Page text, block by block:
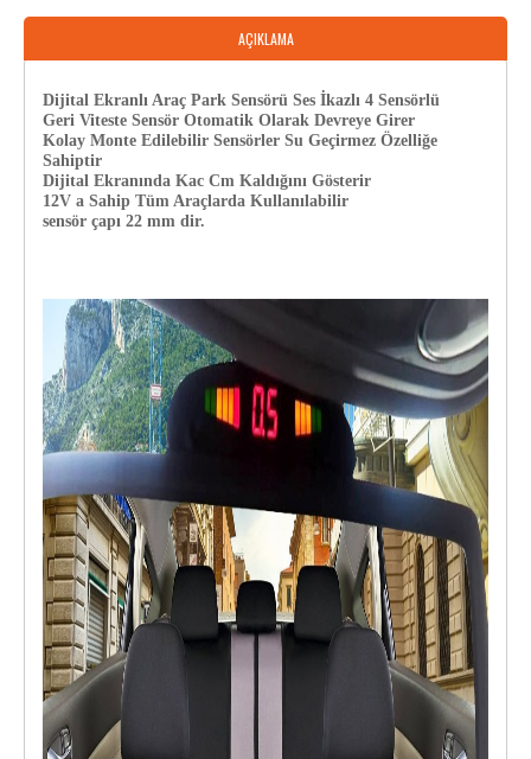
AÇIKLAMA
Dijital Ekranlı Araç Park Sensörü Ses İkazlı 4 Sensörlü
Geri Viteste Sensör Otomatik Olarak Devreye Girer
Kolay Monte Edilebilir Sensörler Su Geçirmez Özelliğe
Sahiptir
Dijital Ekranında Kac Cm Kaldığını Gösterir
12V a Sahip Tüm Araçlarda Kullanılabilir
sensör çapı 22 mm dir.